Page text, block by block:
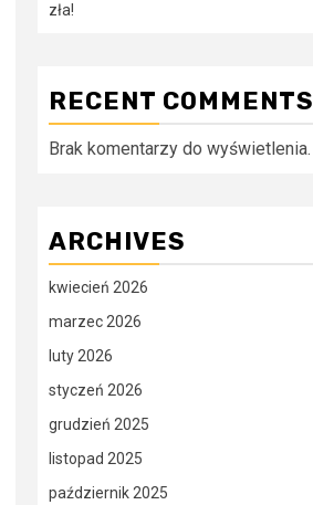
zła!
RECENT COMMENTS
Brak komentarzy do wyświetlenia.
ARCHIVES
kwiecień 2026
marzec 2026
luty 2026
styczeń 2026
grudzień 2025
listopad 2025
październik 2025